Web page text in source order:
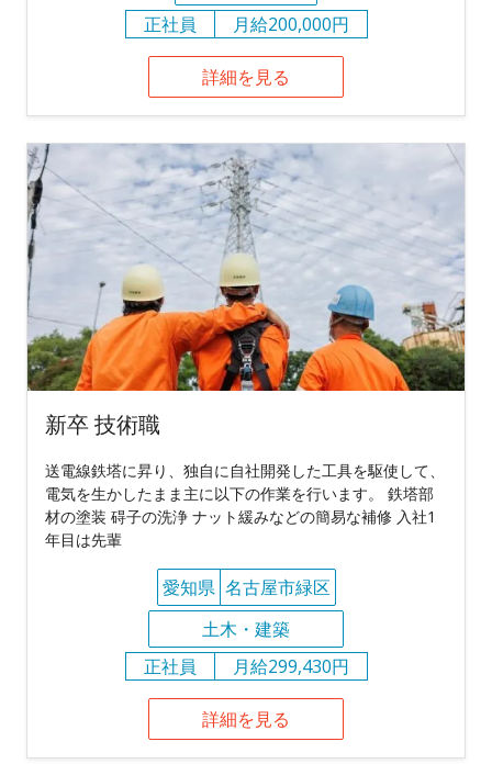
正社員
月給200,000円
詳細を見る
新卒 技術職
送電線鉄塔に昇り、独自に自社開発した工具を駆使して、
電気を生かしたまま主に以下の作業を行います。 鉄塔部
材の塗装 碍子の洗浄 ナット緩みなどの簡易な補修 入社1
年目は先輩
愛知県 名古屋市緑区
土木・建築
正社員
月給299,430円
詳細を見る